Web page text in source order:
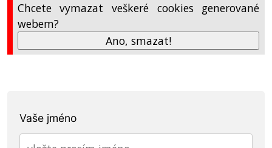
Chcete vymazat veškeré cookies generované
webem?
Vaše jméno